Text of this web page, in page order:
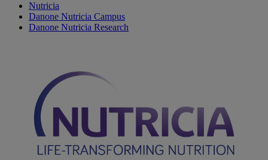
Nutricia
Danone Nutricia Campus
Danone Nutricia Research